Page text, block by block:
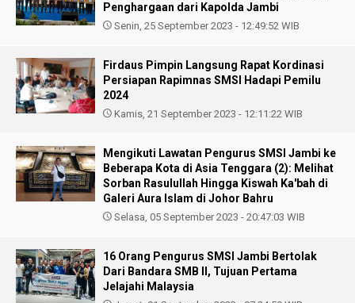
Penghargaan dari Kapolda Jambi
Senin, 25 September 2023 - 12:49:52 WIB
Firdaus Pimpin Langsung Rapat Kordinasi
Persiapan Rapimnas SMSI Hadapi Pemilu
2024
Kamis, 21 September 2023 - 12:11:22 WIB
Mengikuti Lawatan Pengurus SMSI Jambi ke
Beberapa Kota di Asia Tenggara (2): Melihat
Sorban Rasulullah Hingga Kiswah Ka'bah di
Galeri Aura Islam di Johor Bahru
Selasa, 05 September 2023 - 20:47:03 WIB
16 Orang Pengurus SMSI Jambi Bertolak
Dari Bandara SMB II, Tujuan Pertama
Jelajahi Malaysia